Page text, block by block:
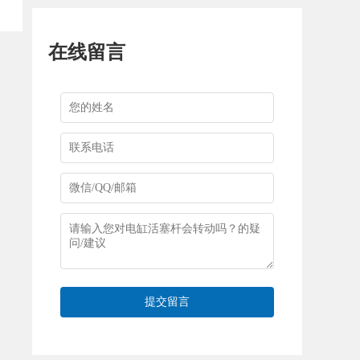
在线留言
提交留言